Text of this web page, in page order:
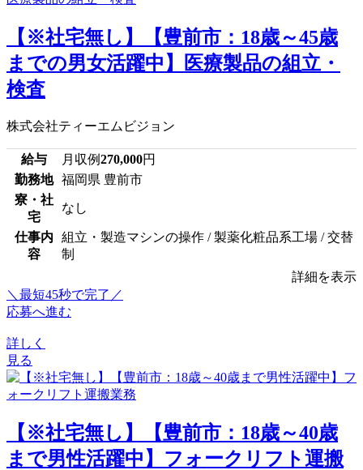
【※社宅無し】【豊前市：18歳～45歳
までの男女活躍中】医療製品の組立・
検査
株式会社ティーエムビジョン
給与 月収例270,000円
勤務地
福岡県 豊前市
寮・社
宅
なし
仕事内
容
組立・製造マシンの操作 / 製薬化粧品系工場 / 交替
制
詳細を表示
＼最短45秒で完了／
応募へ進む
詳しく
見る
【※社宅無し】【豊前市：18歳～40歳
まで男性活躍中】フォークリフト運搬